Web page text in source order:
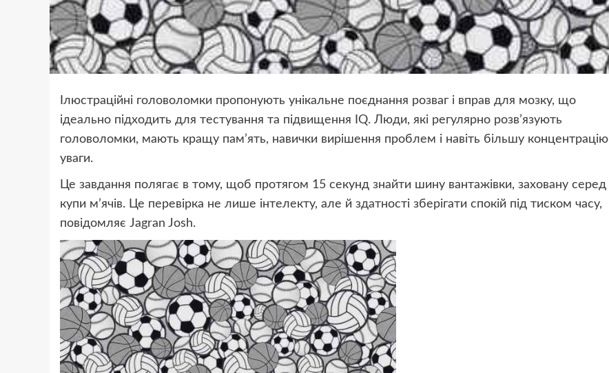
Ілюстраційні головоломки пропонують унікальне поєднання розваг і вправ для мозку, що
ідеально підходить для тестування та підвищення IQ. Люди, які регулярно розв’язують
головоломки, мають кращу пам’ять, навички вирішення проблем і навіть більшу концентрацію
уваги.
Це завдання полягає в тому, щоб протягом 15 секунд знайти шину вантажівки, заховану серед
купи м’ячів. Це перевірка не лише інтелекту, але й здатності зберігати спокій під тиском часу,
повідомляє Jagran Josh.